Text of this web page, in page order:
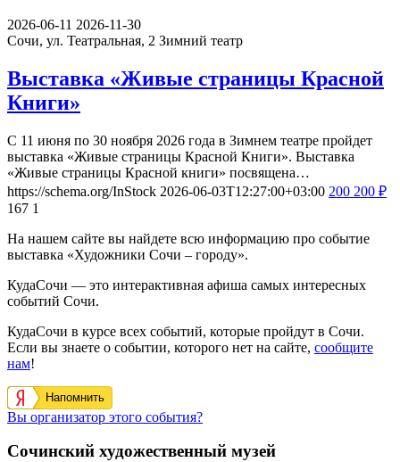
2026-06-11 2026-11-30
Сочи, ул. Театральная, 2 Зимний театр
Выставка «Живые страницы Красной
Книги»
С 11 июня по 30 ноября 2026 года в Зимнем театре пройдет
выставка «Живые страницы Красной Книги». Выставка
«Живые страницы Красной книги» посвящена…
https://schema.org/InStock 2026-06-03T12:27:00+03:00 200 200 ₽
167 1
На нашем сайте вы найдете всю информацию про событие
выставка «Художники Сочи – городу».
КудаСочи — это интерактивная афиша самых интересных
событий Сочи.
КудаСочи в курсе всех событий, которые пройдут в Сочи.
Если вы знаете о событии, которого нет на сайте, сообщите
нам!
Напомнить
Вы организатор этого события?
Сочинский художественный музей